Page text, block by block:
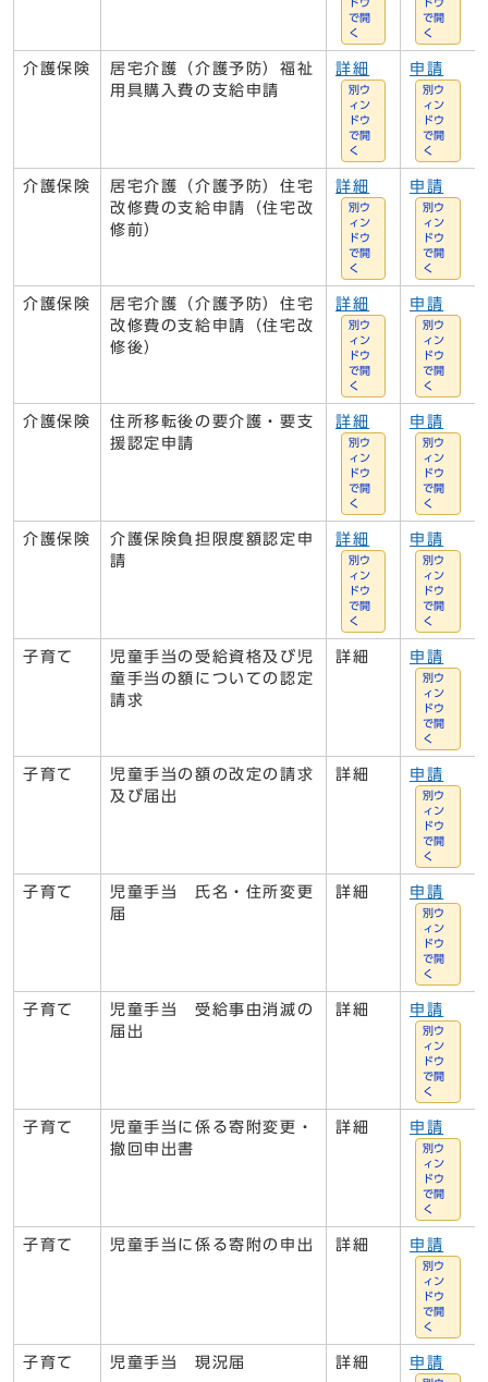
ドウ
で開
く
ドウ
で開
く
介護保険
居宅介護（介護予防）福祉
用具購入費の支給申請
詳細
別ウ
ィン
ドウ
で開
く
申請
別ウ
ィン
ドウ
で開
く
介護保険
居宅介護（介護予防）住宅
改修費の支給申請（住宅改
修前）
詳細
別ウ
ィン
ドウ
で開
く
申請
別ウ
ィン
ドウ
で開
く
介護保険
居宅介護（介護予防）住宅
改修費の支給申請（住宅改
修後）
詳細
別ウ
ィン
ドウ
で開
く
申請
別ウ
ィン
ドウ
で開
く
介護保険
住所移転後の要介護・要支
援認定申請
詳細
別ウ
ィン
ドウ
で開
く
申請
別ウ
ィン
ドウ
で開
く
介護保険
介護保険負担限度額認定申
請
詳細
別ウ
ィン
ドウ
で開
く
申請
別ウ
ィン
ドウ
で開
く
子育て
児童手当の受給資格及び児
童手当の額についての認定
請求
詳細 申請
別ウ
ィン
ドウ
で開
く
子育て
児童手当の額の改定の請求
及び届出
詳細 申請
別ウ
ィン
ドウ
で開
く
子育て
児童手当 氏名・住所変更
届
詳細 申請
別ウ
ィン
ドウ
で開
く
子育て
児童手当 受給事由消滅の
届出
詳細 申請
別ウ
ィン
ドウ
で開
く
子育て
児童手当に係る寄附変更・
撤回申出書
詳細 申請
別ウ
ィン
ドウ
で開
く
子育て 児童手当に係る寄附の申出 詳細 申請
別ウ
ィン
ドウ
で開
く
子育て 児童手当 現況届 詳細 申請